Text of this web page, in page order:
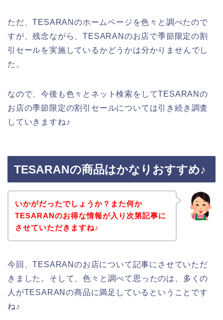
ただ、TESARANのホームページを色々と調べたので
すが、残念ながら、TESARANのお店で季節限定の割
引セールを実施しているかどうかは分かりませんでし
た。
なので、今後も色々とネット検索をしてTESARANの
お店の季節限定の割引セールについては引き続き調査
していきますね♪
TESARANの商品はかなりおすすめ♪
いかがだったでしょうか？また何か
TESARANのお得な情報が入り次第記事に
させていただきますね♪
今回、TESARANのお店について記事にさせていただ
きました。そして、色々と調べて思ったのは、多くの
人がTESARANの商品に満足しているということです
ね♪